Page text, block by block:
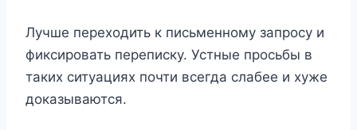
Лучше переходить к письменному запросу и
фиксировать переписку. Устные просьбы в
таких ситуациях почти всегда слабее и хуже
доказываются.